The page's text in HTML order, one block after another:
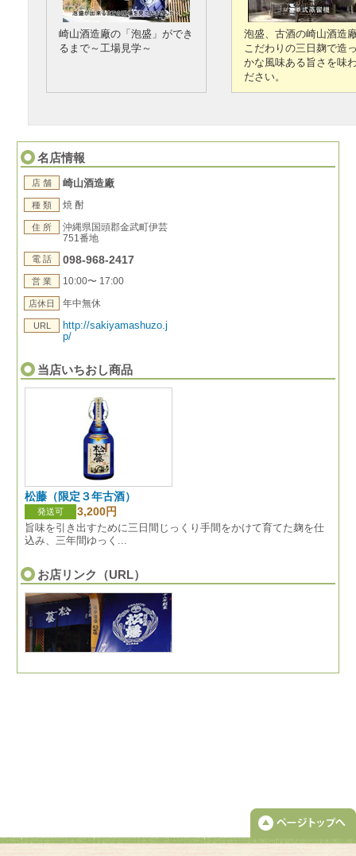
名店情報
店 舗 崎山酒造廠
種 類 焼 酎
住 所
沖縄県国頭郡金武町伊芸
751番地
電 話 098-968-2417
営 業 10:00〜 17:00
店休日 年中無休
URL
http://sakiyamashuzo.j
p/
当店いちおし商品
松藤（限定３年古酒）
発送可 3,200円
旨味を引き出すために三日間じっくり手間をかけて育てた麹を仕
込み、三年間ゆっく...
お店リンク（URL）
崎山酒造廠の「泡盛」ができ
るまで～工場見学～
泡盛、古酒の崎山酒造
こだわりの三日麹で造
かな風味ある旨さを味
だ­さい。